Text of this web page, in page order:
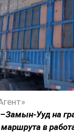
Ууд на
маршрута в